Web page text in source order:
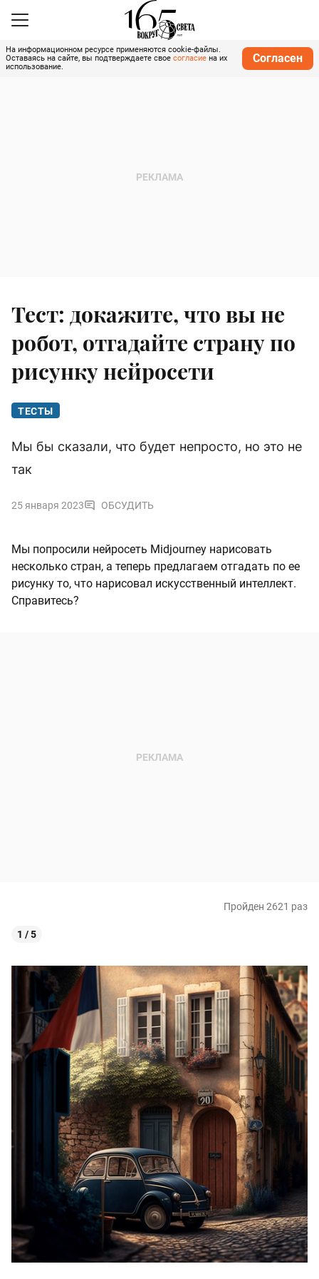
На информационном ресурсе применяются cookie-файлы.
Оставаясь на сайте, вы подтверждаете свое согласие на их
использование.
Согласен
Тест: докажите, что вы не
робот, отгадайте страну по
рисунку нейросети
ТЕСТЫ
Мы бы сказали, что будет непросто, но это не
так
25 января 2023 ОБСУДИТЬ
Мы попросили нейросеть Midjourney нарисовать
несколько стран, а теперь предлагаем отгадать по ее
рисунку то, что нарисовал искусственный интеллект.
Справитесь?
Пройден 2621 раз
1 / 5